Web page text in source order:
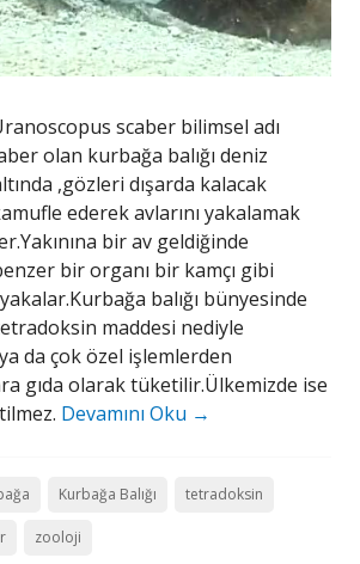
scaber bilimsel adı
olan kurbağa balığı deniz
,gözleri dışarda kalacak
ederek avlarını yakalamak
bir av geldiğinde
bir organı bir kamçı gibi
balığı bünyesinde
maddesi nediyle
da çok özel işlemlerden
gıda olarak tüketilir.Ülkemizde ise
Devamını Oku →
Kurbağa Balığı tetradoksin
zooloji